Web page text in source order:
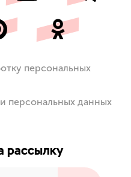
персональных
персональных данных
рассылку